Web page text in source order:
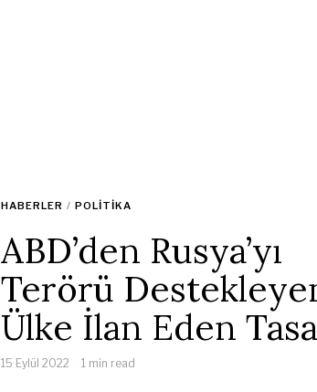
HABERLER / POLITIKA
ABD’den Rusya’yı
Terörü
Ülke İlan Eden
15 Eylül 2022 1 min read